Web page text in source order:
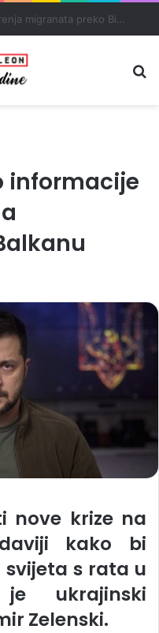
informacije
nove krize na
kako bi
s rata u
ukrajinski
Zelenski.